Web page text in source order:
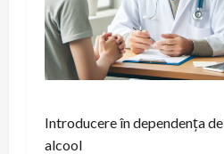
Introducere în dependența de
alcool